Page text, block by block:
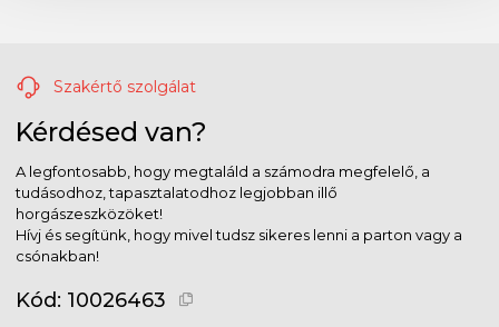
Szakértő szolgálat
Kérdésed van?
A legfontosabb, hogy megtaláld a számodra megfelelő, a
tudásodhoz, tapasztalatodhoz legjobban illő
horgászeszközöket!
Hívj és segítünk, hogy mivel tudsz sikeres lenni a parton vagy a
csónakban!
Kód: 10026463